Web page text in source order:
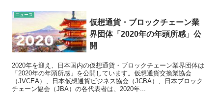
ニュース
仮想通貨・ブロックチェーン業
界団体「2020年の年頭所感」公
開
2020年を迎え、日本国内の仮想通貨・ブロックチェーン業界団体は
「2020年の年頭所感」を公開しています。仮想通貨交換業協会
（JVCEA）、日本仮想通貨ビジネス協会（JCBA）、日本ブロック
チェーン協会（JBA）の各代表者は、2020年...